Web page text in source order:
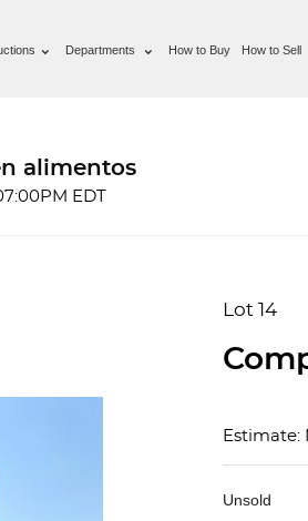
Departments How to Buy How to Sell
alimentos
EDT
Lot 14
Estimate:
Unsold